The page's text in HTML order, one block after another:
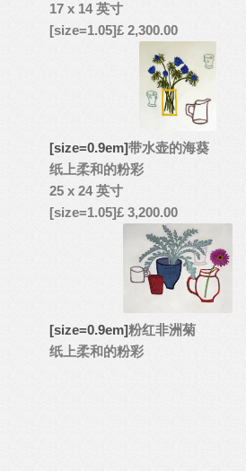
17 x 14 英寸
[size=1.05]£ 2,300.00
[size=0.9em]带水壶的海葵
纸上柔和的粉彩
25 x 24 英寸
[size=1.05]£ 3,200.00
[size=0.9em]粉红非洲菊
纸上柔和的粉彩